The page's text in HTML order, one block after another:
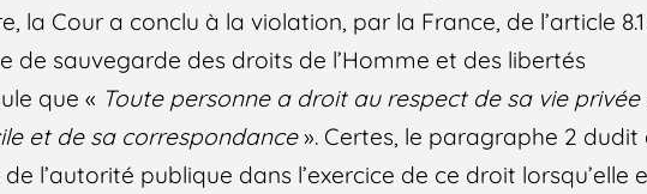
la Cour a conclu à la violation, par la France, de l’article
de sauvegarde des droits de l’Homme et des libertés
que « Toute personne a droit au respect de sa vie privée
et de sa correspondance». Certes, le paragraphe 2 dudit
l’autorité publique dans l’exercice de ce droit lorsqu’elle